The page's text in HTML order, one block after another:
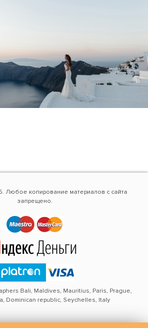
Любое копирование материалов с сайта
запрещено.
Bali, Maldives, Mauritius, Paris, Prague,
Dominican republic, Seychelles, Italy